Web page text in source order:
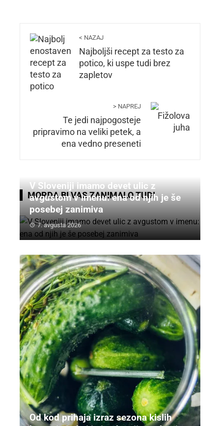
< NAZAJ
Najboljši recept za testo za
potico, ki uspe tudi brez
zapletov
> NAPREJ
Te jedi najpogosteje
pripravimo na veliki petek, a
ena vedno preseneti
MORDA BI VAS ZANIMALO TUDI
V Sloveniji imamo devet ulic z
avgustom v imenu: ena od njih je še
posebej zanimiva
7. avgusta 2026
Od kod prihaja izraz sezona kislih